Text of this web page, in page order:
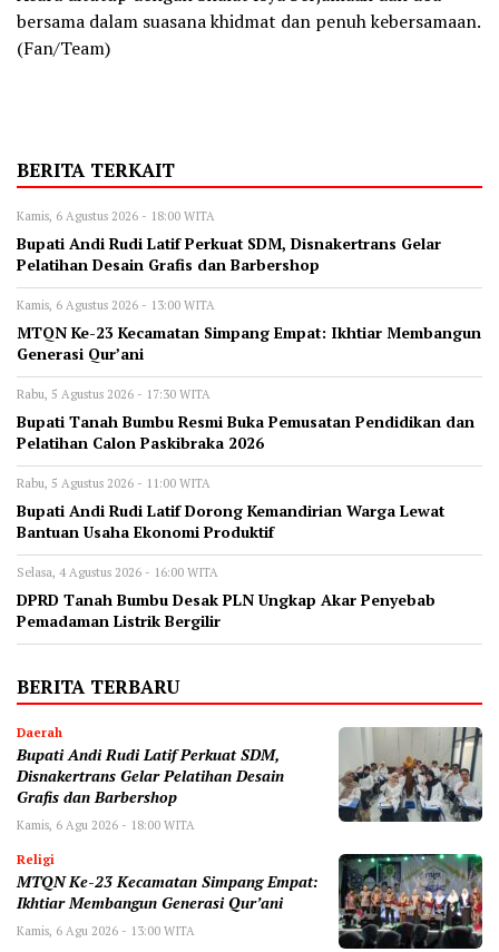
bersama dalam suasana khidmat dan penuh kebersamaan.
(Fan/Team)
BERITA TERKAIT
Kamis, 6 Agustus 2026 - 18:00 WITA
Bupati Andi Rudi Latif Perkuat SDM, Disnakertrans Gelar
Pelatihan Desain Grafis dan Barbershop
Kamis, 6 Agustus 2026 - 13:00 WITA
MTQN Ke-23 Kecamatan Simpang Empat: Ikhtiar Membangun
Generasi Qur’ani
Rabu, 5 Agustus 2026 - 17:30 WITA
Bupati Tanah Bumbu Resmi Buka Pemusatan Pendidikan dan
Pelatihan Calon Paskibraka 2026
Rabu, 5 Agustus 2026 - 11:00 WITA
Bupati Andi Rudi Latif Dorong Kemandirian Warga Lewat
Bantuan Usaha Ekonomi Produktif
Selasa, 4 Agustus 2026 - 16:00 WITA
DPRD Tanah Bumbu Desak PLN Ungkap Akar Penyebab
Pemadaman Listrik Bergilir
BERITA TERBARU
Daerah
Bupati Andi Rudi Latif Perkuat SDM,
Disnakertrans Gelar Pelatihan Desain
Grafis dan Barbershop
Kamis, 6 Agu 2026 - 18:00 WITA
Religi
MTQN Ke-23 Kecamatan Simpang Empat:
Ikhtiar Membangun Generasi Qur’ani
Kamis, 6 Agu 2026 - 13:00 WITA